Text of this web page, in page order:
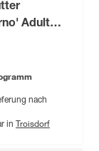
Adult
800 g
nach
in Troisdorf